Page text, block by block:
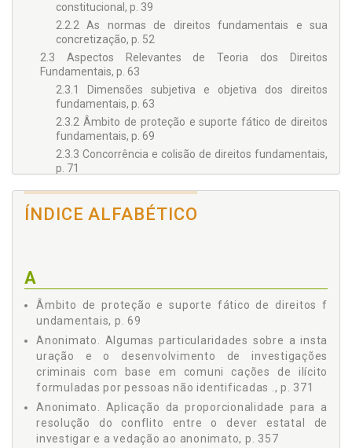
constitucional, p. 39
2.2.2 As normas de direitos fundamentais e sua
concretização, p. 52
2.3 Aspectos Relevantes de Teoria dos Direitos
Fundamentais, p. 63
2.3.1 Dimensões subjetiva e objetiva dos direitos
fundamentais, p. 63
2.3.2 Âmbito de proteção e suporte fático de direitos
fundamentais, p. 69
2.3.3 Concorrência e colisão de direitos fundamentais,
p. 71
2.3.5 Restrições a restrições a direitos fundamentais,
p. 78
CONSTITUCIONAIS, p. 89
3.1 A Atividade Investigatória do Estado, p. 89
3.2 A Investigação Criminal, p. 99
3.2.1 Evolução histórica da investigação criminal, p. 99
3.2.2 Sistemas processuais penais e investigação
criminal, p. 115
3.3 A Investigação Criminal no Brasil, p. 122
3.3.1 A evolução histórica da investigação criminal no
Brasil, p. 122
3.3.2 O atual modelo de investigação criminal
brasileiro, p. 129
ÍNDICE ALFABÉTICO
A
Âmbito de proteção e suporte fático de direitos f
undamentais, p. 69
Anonimato. Algumas particularidades sobre a insta
uração e o desenvolvimento de investigações
criminais com base em comuni cações de ilícito
formuladas por pessoas não identificadas ., p. 371
Anonimato. Aplicação da proporcionalidade para a
resolução do conflito entre o dever estatal de
investigar e a vedação ao anonimato, p. 357